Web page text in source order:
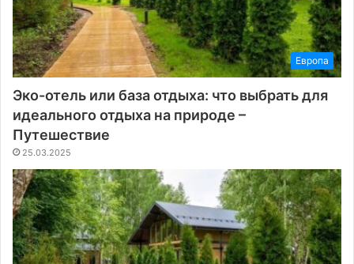
Европа
Эко-отель или база отдыха: что выбрать для
идеального отдыха на природе –
Путешествие
25.03.2025